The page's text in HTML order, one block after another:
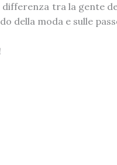
tra la gente
della moda e sulle